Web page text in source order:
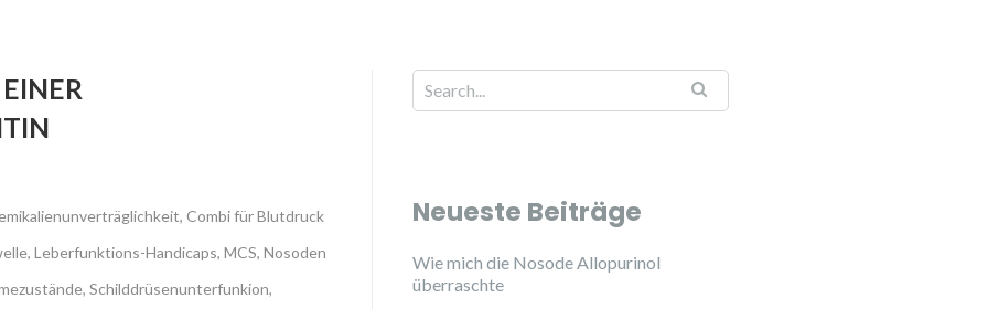
, Combi für Blutdruck
, Leberfunktions-Handicaps, MCS, Nosoden
, Schilddrüsenunterfunkion,
Search for:
Neueste Beiträge
Wie mich die Nosode Allopurinol
überraschte